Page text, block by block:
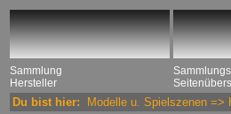
Sammlung
Hersteller
Du bist hier: Modelle u. Spielszenen =>